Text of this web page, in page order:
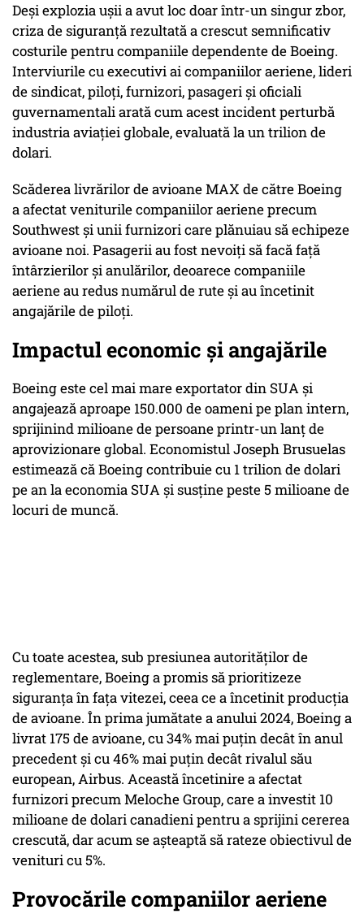
Deși explozia ușii a avut loc doar într-un singur zbor,
criza de siguranță rezultată a crescut semnificativ
costurile pentru companiile dependente de Boeing.
Interviurile cu executivi ai companiilor aeriene, lideri
de sindicat, piloți, furnizori, pasageri și oficiali
guvernamentali arată cum acest incident perturbă
industria aviației globale, evaluată la un trilion de
dolari.
Scăderea livrărilor de avioane MAX de către Boeing
a afectat veniturile companiilor aeriene precum
Southwest și unii furnizori care plănuiau să echipeze
avioane noi. Pasagerii au fost nevoiți să facă față
întârzierilor și anulărilor, deoarece companiile
aeriene au redus numărul de rute și au încetinit
angajările de piloți.
Impactul economic și angajările
Boeing este cel mai mare exportator din SUA și
angajează aproape 150.000 de oameni pe plan intern,
sprijinind milioane de persoane printr-un lanț de
aprovizionare global. Economistul Joseph Brusuelas
estimează că Boeing contribuie cu 1 trilion de dolari
pe an la economia SUA și susține peste 5 milioane de
locuri de muncă.
Cu toate acestea, sub presiunea autorităților de
reglementare, Boeing a promis să prioritizeze
siguranța în fața vitezei, ceea ce a încetinit producția
de avioane. În prima jumătate a anului 2024, Boeing a
livrat 175 de avioane, cu 34% mai puțin decât în anul
precedent și cu 46% mai puțin decât rivalul său
european, Airbus. Această încetinire a afectat
furnizori precum Meloche Group, care a investit 10
milioane de dolari canadieni pentru a sprijini cererea
crescută, dar acum se așteaptă să rateze obiectivul de
venituri cu 5%.
Provocările companiilor aeriene